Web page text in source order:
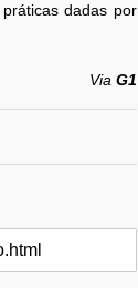
dadas por
ViaG1